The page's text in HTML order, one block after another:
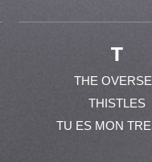
T
THE
THISTLES
TU ES MON